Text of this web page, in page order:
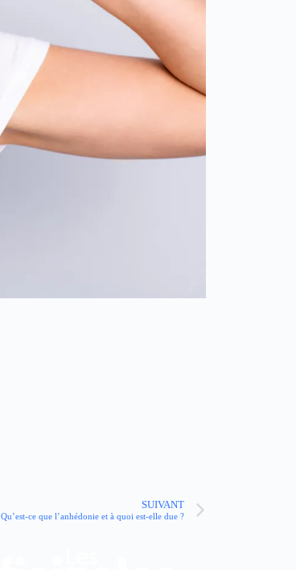
SUIVANT
Qu’est-ce que l’anhédonie et à quoi est-elle due ?